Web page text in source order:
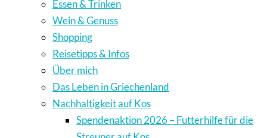
Essen & Trinken
Wein & Genuss
Shopping
Reisetipps & Infos
Über mich
Das Leben in Griechenland
Nachhaltigkeit auf Kos
Spendenaktion 2026 – Futterhilfe für die